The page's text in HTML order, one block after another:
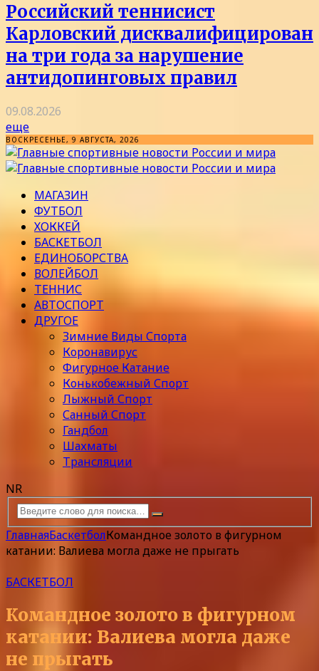
Российский теннисист
Карловский дисквалифицирован
на три года за нарушение
антидопинговых правил
09.08.2026
еще
ВОСКРЕСЕНЬЕ, 9 АВГУСТА, 2026
МАГАЗИН
ФУТБОЛ
ХОККЕЙ
БАСКЕТБОЛ
ЕДИНОБОРСТВА
ВОЛЕЙБОЛ
ТЕННИС
АВТОСПОРТ
ДРУГОЕ
Зимние Виды Спорта
Коронавирус
Фигурное Катание
Конькобежный Спорт
Лыжный Спорт
Санный Спорт
Гандбол
Шахматы
Трансляции
NR
ГлавнаяБаскетболКомандное золото в фигурном
катании: Валиева могла даже не прыгать
БАСКЕТБОЛ
Командное золото в фигурном
катании: Валиева могла даже
не прыгать